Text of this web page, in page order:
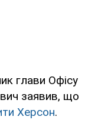
глави Офісу
заявив, що
Херсон.